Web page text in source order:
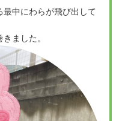
最中にわらが飛び出して
ました。